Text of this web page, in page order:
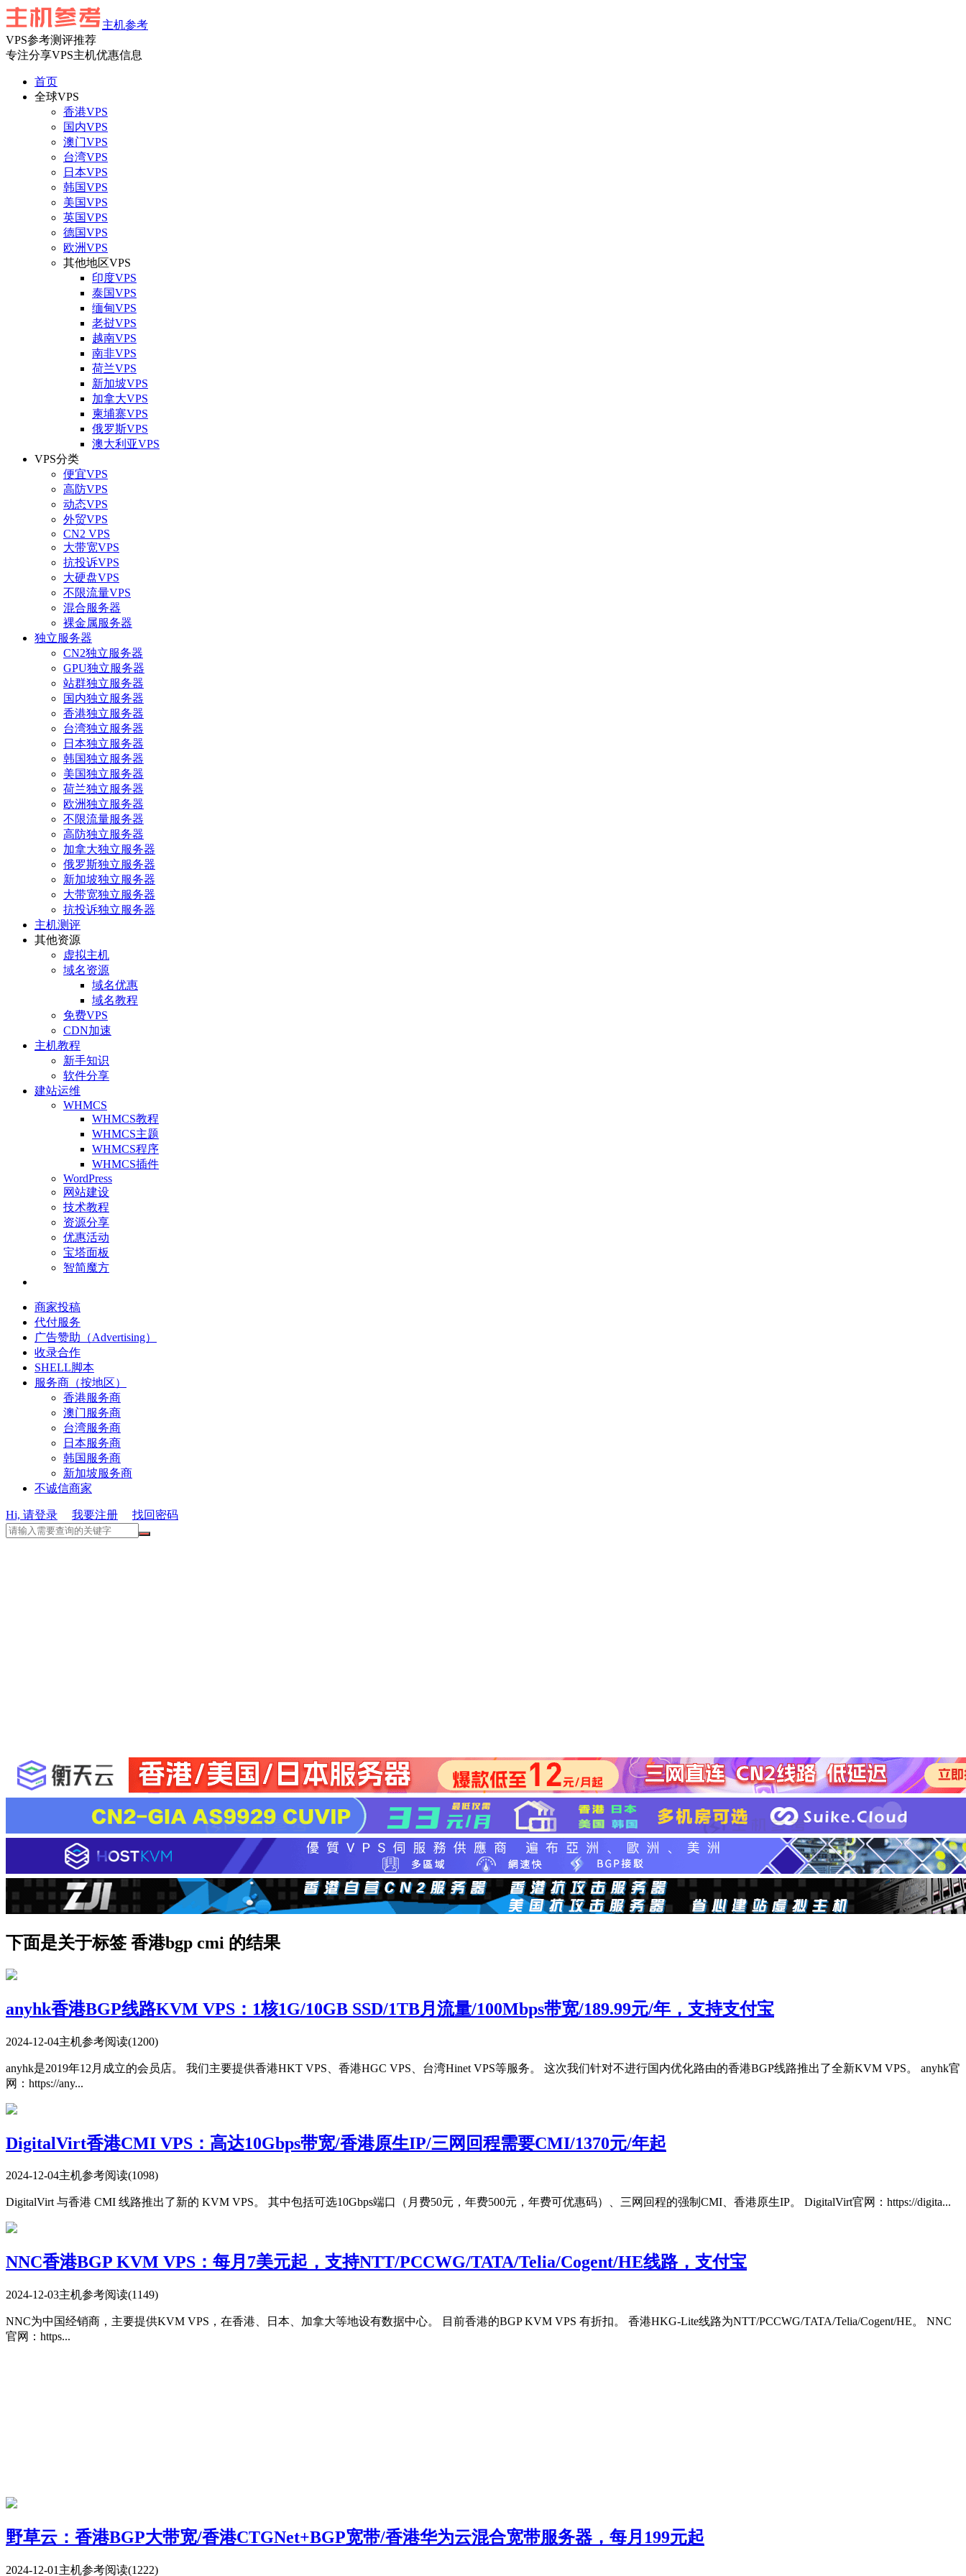
主机参考
VPS参考测评推荐
专注分享VPS主机优惠信息
首页
全球VPS
香港VPS
国内VPS
澳门VPS
台湾VPS
日本VPS
韩国VPS
美国VPS
英国VPS
德国VPS
欧洲VPS
其他地区VPS
印度VPS
泰国VPS
缅甸VPS
老挝VPS
越南VPS
南非VPS
荷兰VPS
新加坡VPS
加拿大VPS
柬埔寨VPS
俄罗斯VPS
澳大利亚VPS
VPS分类
便宜VPS
高防VPS
动态VPS
外贸VPS
CN2 VPS
大带宽VPS
抗投诉VPS
大硬盘VPS
不限流量VPS
混合服务器
裸金属服务器
独立服务器
CN2独立服务器
GPU独立服务器
站群独立服务器
国内独立服务器
香港独立服务器
台湾独立服务器
日本独立服务器
韩国独立服务器
美国独立服务器
荷兰独立服务器
欧洲独立服务器
不限流量服务器
高防独立服务器
加拿大独立服务器
俄罗斯独立服务器
新加坡独立服务器
大带宽独立服务器
抗投诉独立服务器
主机测评
其他资源
虚拟主机
域名资源
域名优惠
域名教程
免费VPS
CDN加速
主机教程
新手知识
软件分享
建站运维
WHMCS
WHMCS教程
WHMCS主题
WHMCS程序
WHMCS插件
WordPress
网站建设
技术教程
资源分享
优惠活动
宝塔面板
智简魔方
商家投稿
代付服务
广告赞助（Advertising）
收录合作
SHELL脚本
服务商（按地区）
香港服务商
澳门服务商
台湾服务商
日本服务商
韩国服务商
新加坡服务商
不诚信商家
Hi, 请登录 我要注册 找回密码
下面是关于标签 香港bgp cmi 的结果
anyhk香港BGP线路KVM VPS：1核1G/10GB SSD/1TB月流量/100Mbps带宽/189.99元/年，支持支付宝
2024-12-04主机参考阅读(1200)
anyhk是2019年12月成立的会员店。 我们主要提供香港HKT VPS、香港HGC VPS、台湾Hinet VPS等服务。 这次我们针对不进行国内优化路由的香港BGP线路推出了全新KVM VPS。 anyhk官
网：https://any...
DigitalVirt香港CMI VPS：高达10Gbps带宽/香港原生IP/三网回程需要CMI/1370元/年起
2024-12-04主机参考阅读(1098)
DigitalVirt 与香港 CMI 线路推出了新的 KVM VPS。 其中包括可选10Gbps端口（月费50元，年费500元，年费可优惠码）、三网回程的强制CMI、香港原生IP。 DigitalVirt官网：https://digita...
NNC香港BGP KVM VPS：每月7美元起，支持NTT/PCCWG/TATA/Telia/Cogent/HE线路，支付宝
2024-12-03主机参考阅读(1149)
NNC为中国经销商，主要提供KVM VPS，在香港、日本、加拿大等地设有数据中心。 目前香港的BGP KVM VPS 有折扣。 香港HKG-Lite线路为NTT/PCCWG/TATA/Telia/Cogent/HE。 NNC
官网：https...
野草云：香港BGP大带宽/香港CTGNet+BGP宽带/香港华为云混合宽带服务器，每月199元起
2024-12-01 主机参考阅读(1222)